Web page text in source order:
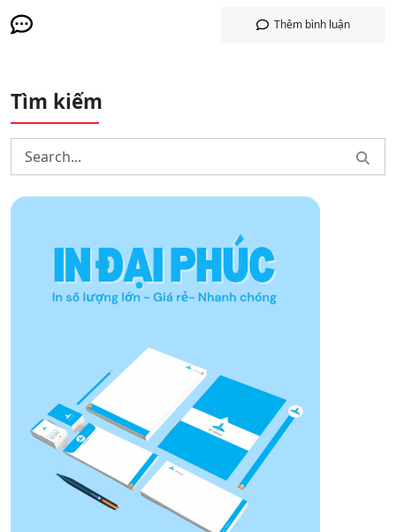
Thêm bình luận
Tìm kiếm